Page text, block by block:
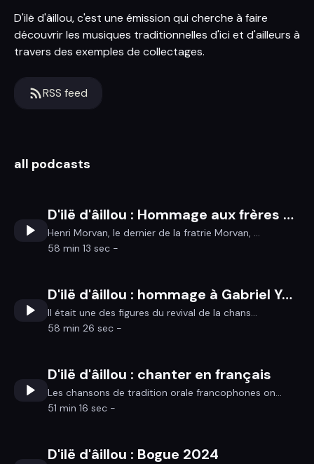
D'ilë d'âillou, c'est une émission qui cherche à faire
découvrir les musiques traditionnelles d'ici et d'ailleurs à
travers des exemples de collectages.
RSS feed
all podcasts
D'ilë d'âillou : Hommage aux frères Morvan
Henri Morvan, le dernier de la fratrie Morvan, ...
58 min 13 sec -
D'ilë d'âillou : hommage à Gabriel Yacoub
Il était une des figures du revival de la chans...
58 min 26 sec -
D'ilë d'âillou : chanter en français
Les chansons de tradition orale francophones on...
51 min 16 sec -
D'ilë d'âillou : Bogue 2024